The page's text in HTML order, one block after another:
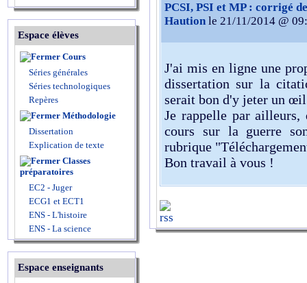
Espace élèves
Cours
Séries générales
Séries technologiques
Repères
Méthodologie
Dissertation
Explication de texte
Classes
préparatoires
EC2 - Juger
ECG1 et ECT1
ENS - L'histoire
ENS - La science
Espace enseignants
PCSI, PSI et MP : corrigé
Haution le 21/11/2014 @
J'ai mis en ligne une
dissertation sur la
serait bon d'y jeter un
Je rappelle par ailleurs,
cours sur la guerre
rubrique
Bon travail à vous !